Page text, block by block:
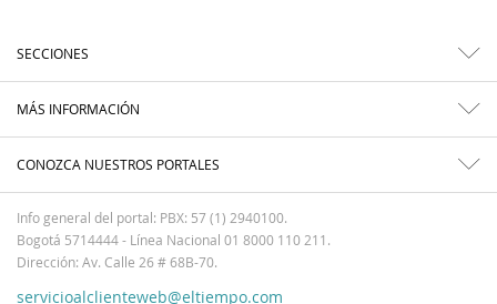
SECCIONES
MÁS INFORMACIÓN
CONOZCA NUESTROS PORTALES
Info general del portal: PBX: 57 (1) 2940100.
Bogotá 5714444 - Línea Nacional 01 8000 110 211.
Dirección: Av. Calle 26 # 68B-70.
servicioalclienteweb@eltiempo.com